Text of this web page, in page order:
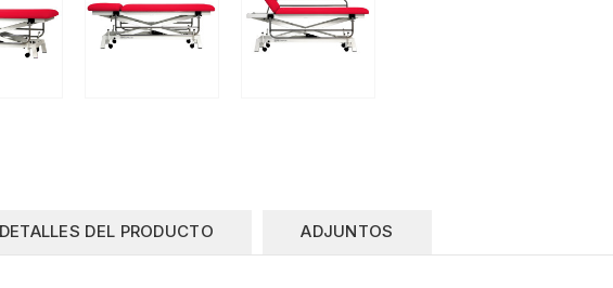
DETALLES DEL PRODUCTO ADJUNTOS